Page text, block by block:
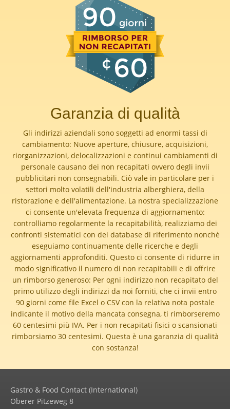
Garanzia di qualità
Gli indirizzi aziendali sono soggetti ad enormi tassi di
cambiamento: Nuove aperture, chiusure, acquisizioni,
riorganizzazioni, delocalizzazioni e continui cambiamenti di
personale causano dei non recapitati ovvero degli invii
pubblicitari non consegnabili. Ciò vale in particolare per i
settori molto volatili dell'industria alberghiera, della
ristorazione e dell'alimentazione. La nostra specializzazione
ci consente un'elevata frequenza di aggiornamento:
controlliamo regolarmente la recapitabilità, realizziamo dei
confronti sistematici con dei database di riferimento nonchè
eseguiamo continuamente delle ricerche e degli
aggiornamenti approfonditi. Questo ci consente di ridurre in
modo significativo il numero di non recapitabili e di offrire
un rimborso generoso: Per ogni indirizzo non recapitato del
primo utilizzo degli indirizzi da noi forniti, che ci invii entro
90 giorni come file Excel o CSV con la relativa nota postale
indicante il motivo della mancata consegna, ti rimborseremo
60 centesimi più IVA. Per i non recapitati fisici o scansionati
rimborsiamo 30 centesimi. Questa è una garanzia di qualità
con sostanza!
Gastro & Food Contact (International)
Oberer Pitzeweg 8